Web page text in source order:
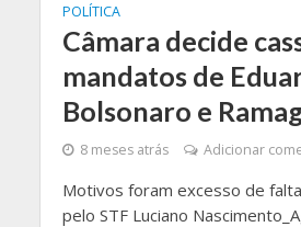
POLÍTICA
Câmara decide
mandatos de
Bolsonaro e
8 meses atrás Adicionar
Motivos foram excesso de
pelo STF Luciano